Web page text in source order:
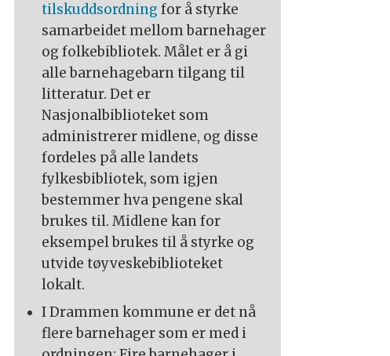
tilskuddsordning for å styrke
samarbeidet mellom barnehager
og folkebibliotek. Målet er å gi
alle barnehagebarn tilgang til
litteratur. Det er
Nasjonalbiblioteket som
administrerer midlene, og disse
fordeles på alle landets
fylkesbibliotek, som igjen
bestemmer hva pengene skal
brukes til. Midlene kan for
eksempel brukes til å styrke og
utvide tøyveskebiblioteket
lokalt.
I Drammen kommune er det nå
flere barnehager som er med i